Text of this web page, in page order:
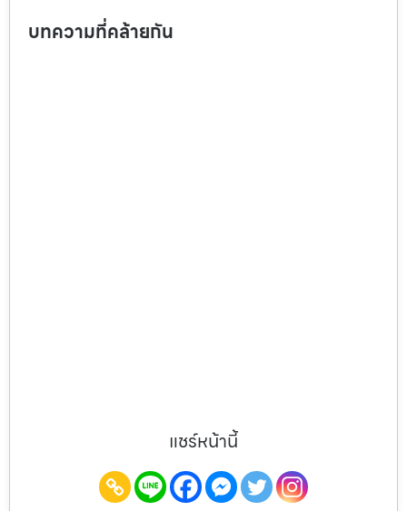
บทความที่คล้ายกัน
แชร์หน้านี้